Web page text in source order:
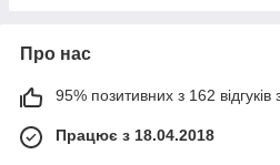
Про нас
95% позитивних з 162 відгуків
Працює з 18.04.2018